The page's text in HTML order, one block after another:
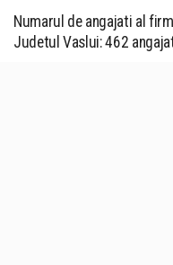
Numarul de angajati al
Judetul Vaslui: 462